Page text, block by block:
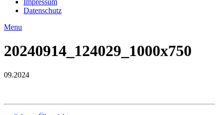
Impressum
Datenschutz
Menu
20240914_124029_1000x750
09.2024